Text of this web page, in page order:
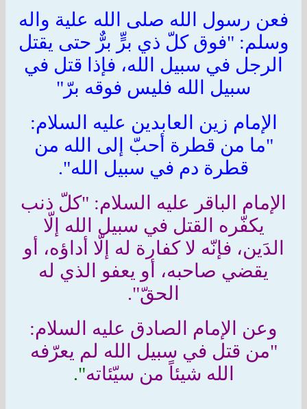
فعن رسول الله صلى الله علية واله
وسلم: "فوق كلّ ذي برٍّ برٌّ حتى يقتل
الرجل في سبيل الله، فإذا قتل في
سبيل الله فليس فوقه برّ"
الإمام زين العابدين عليه السلام:
"ما من قطرة أحبّ إلى الله من
قطرة دم في سبيل الله".
الإمام الباقر عليه السلام: "كلّ ذنب
يكفّره القتل في سبيل الله إلّا
الدَين، فإنّه لا كفارة له إلّا أداؤه، أو
يقضي صاحبه، أو يعفو الذي له
الحقّ".
وعن الإمام الصادق عليه السلام:
"من قتل في سبيل الله لم يعرّفه
الله شيئاً من سيّئاته".